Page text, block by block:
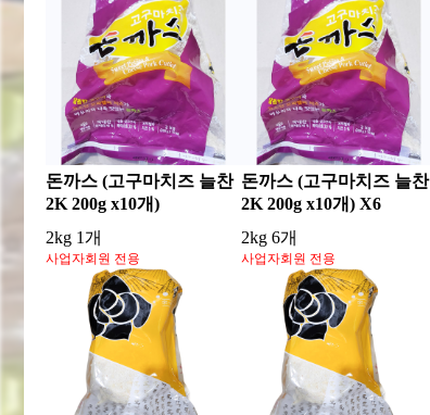
돈까스 (고구마치즈 늘찬
2K 200g x10개)
2kg 1개
사업자회원 전용
돈까스 (고구마치즈 늘찬
2K 200g x10개) X6
2kg 6개
사업자회원 전용